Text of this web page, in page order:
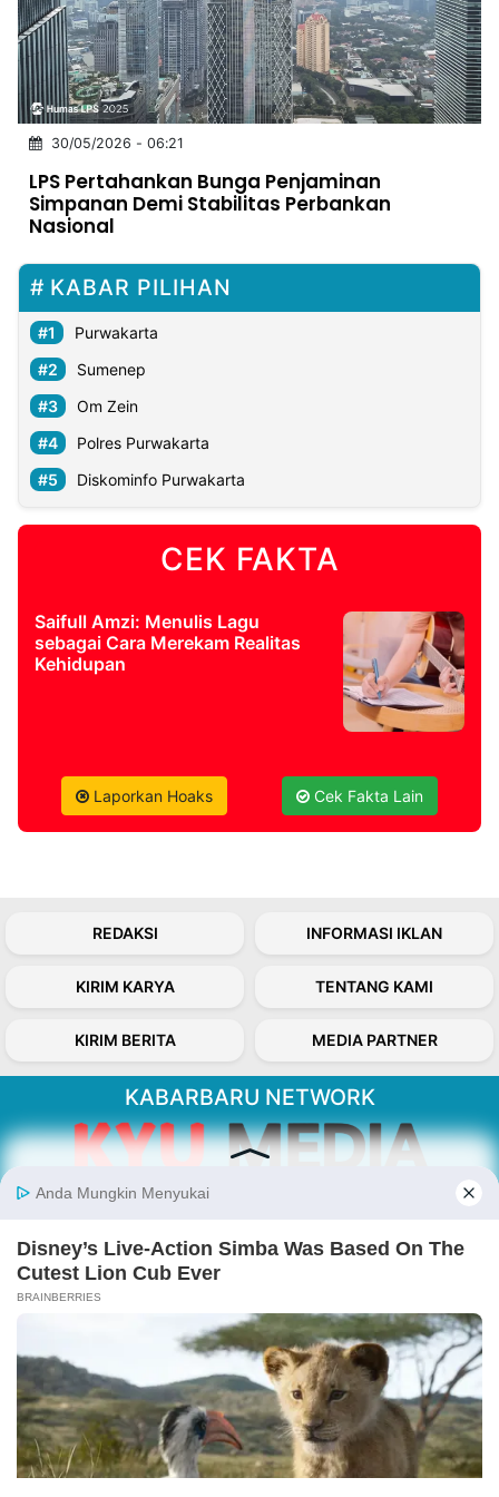
INDONESIA
Partner
NTB
Time
IDN
Jogja
Rakyat
News
Notice
Baru
Kabarbaru
Kabarbaru
30/05/2026 - 06:21
LPS Pertahankan Bunga Penjaminan
Simpanan Demi Stabilitas Perbankan
Nasional
KABAR PILIHAN
Purwakarta
Sumenep
Om Zein
Polres Purwakarta
Diskominfo Purwakarta
CEK FAKTA
Saifull Amzi: Menulis Lagu
sebagai Cara Merekam Realitas
Kehidupan
Laporkan Hoaks Cek Fakta Lain
REDAKSI INFORMASI IKLAN
KIRIM KARYA TENTANG KAMI
KIRIM BERITA MEDIA PARTNER
KABARBARU NETWORK
Kabarbaru.co menyajikan berita aktual dan
Follow Kabarbaru